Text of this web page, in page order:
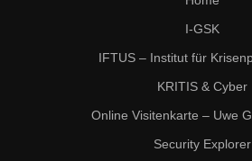
I-GSK
IFTUS – Institut für
KRITIS & Cyber
Online Visitenkarte – Uwe
Security Explorer